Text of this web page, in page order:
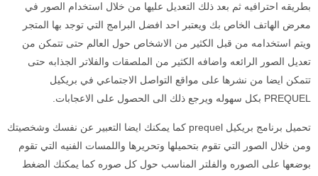
بطريقه احترافيه ثم بعد ذلك التعديل عليها من خلال استخدام الصور في
معرض الهاتف الخاص بك ويعتبر احد افضل البرامج التي توجد بها المتجر
ويتم استخدامه من قبل الكثير من الاشخاص حول العالم حتى تتمكن من
تعديل الصور الرائعه واضافه الكثير من الملصقات والفلاتر الجذابه حتى
تتمكن ايضا من نشرها على مواقع التواصل الاجتماعي في بريكيل
PREQUEL بكل سهوله ويرجع ذلك الى الحصول على الاعجابات.
تحميل برنامج بريكيل prequel
كما يمكنك ايضا التعبير عن نفسك وشخصيتك
ومن خلال الصور التي تقوم بتحميلها وتحريرها واللمسات الفنيه التي تقوم
بوضعها على الصوره والفلتر المناسب حول كل صوره كما يمكنك الضغط